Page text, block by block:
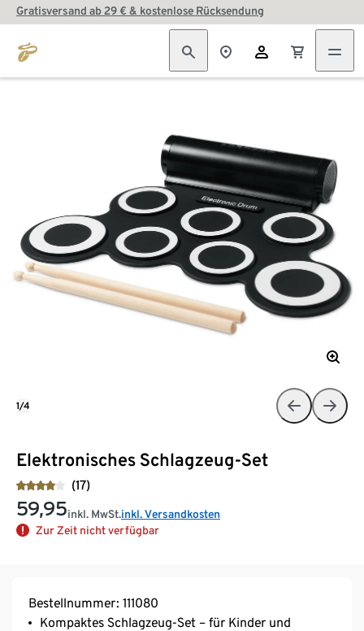
Gratisversand ab 29 € & kostenlose Rücksendung
Elektronisches Schlagzeug-Set
(17)
59,95inkl. MwSt.inkl. Versandkosten
Zur Zeit nicht verfügbar
1/4
Bestellnummer: 111080
Kompaktes Schlagzeug-Set – für Kinder und